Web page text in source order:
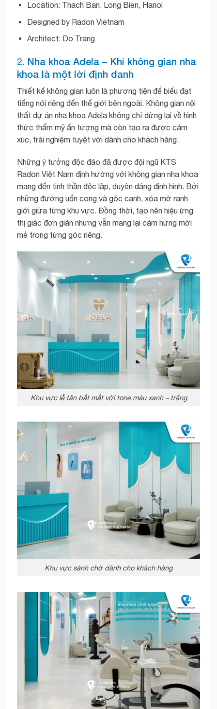
Location: Thach Ban, Long Bien, Hanoi
Designed by Radon Vietnam
Architect: Do Trang
2. Nha khoa Adela – Khi không gian nha
khoa là một lời định danh
Thiết kế không gian luôn là phương tiện để biểu đạt
tiếng nói riêng đến thế giới bên ngoài. Không gian nội
thất dự án nha khoa Adela không chỉ dừng lại về hình
thức thẩm mỹ ấn tượng mà còn tạo ra được cảm
xúc, trải nghiệm tuyệt vời dành cho khách hàng.
Những ý tưởng độc đáo đã được đội ngũ KTS
Radon Việt Nam định hướng với không gian nha khoa
mang đến tinh thần độc lập, duyên dáng định hình. Bởi
những đường uốn cong và góc cạnh, xóa mờ ranh
giới giữa từng khu vực. Đồng thời, tạo nên hiệu ứng
thị giác đơn giản nhưng vẫn mang lại cảm hứng mới
mẻ trong từng góc riêng.
Khu vực lễ tân bắt mắt với tone màu xanh – trắng
Khu vực sảnh chờ dành cho khách hàng